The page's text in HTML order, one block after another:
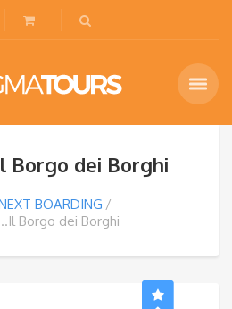
Borgo dei Borghi
BOARDING
Borgo dei Borghi